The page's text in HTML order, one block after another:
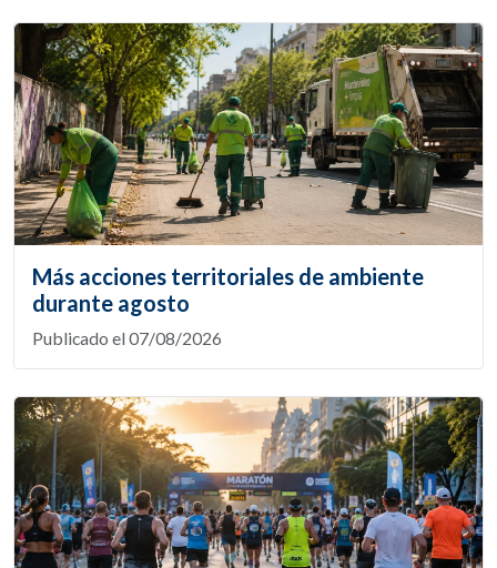
Más acciones territoriales de ambiente
durante agosto
Publicado el 07/08/2026